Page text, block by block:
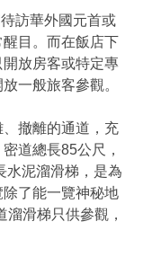
訪華外國元首或
目。而在飯店下
放房客或特定專
一般旅客參觀。
撤離的通道，充
道總長85公尺，
水泥溜滑梯，是為
了能一覽神秘地
滑梯只供參觀，